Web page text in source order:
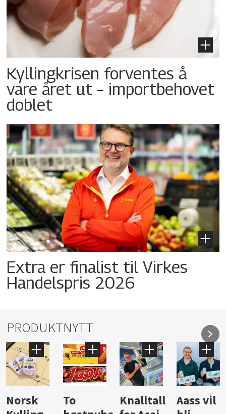
Kyllingkrisen forventes å
vare året ut – importbehovet
doblet
Extra er finalist til Virkes
Handelspris 2026
PRODUKTNYTT
Knalltall
Aass vil
Brus og
Hard